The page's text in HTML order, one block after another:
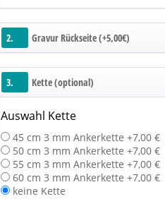
2. Gravur Rückseite (+5,00€)
3. Kette (optional)
Auswahl Kette
45 cm 3 mm Ankerkette +7,00 €
50 cm 3 mm Ankerkette +7,00 €
55 cm 3 mm Ankerkette +7,00 €
60 cm 3 mm Ankerkette +7,00 €
keine Kette